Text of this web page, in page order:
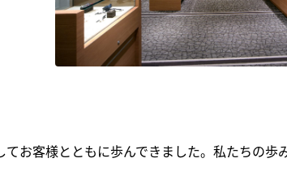
お客様とともに歩んできました。私たちの歩